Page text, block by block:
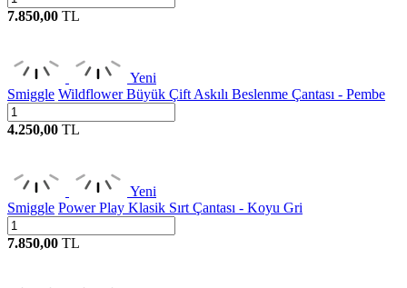
7.850,00 TL
Yeni
Smiggle Wildflower Büyük Çift Askılı Beslenme Çantası - Pembe
4.250,00 TL
Yeni
Smiggle Power Play Klasik Sırt Çantası - Koyu Gri
7.850,00 TL